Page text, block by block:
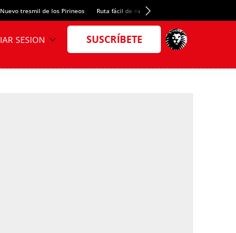
Nuevo tresmil de los Pirineos Ruta fácil de montaña